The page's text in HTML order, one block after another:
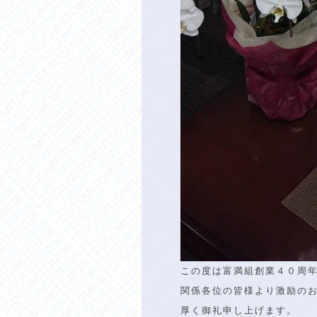
この度は富満組創業４０周
関係各位の皆様より激励の
厚く御礼申し上げます。